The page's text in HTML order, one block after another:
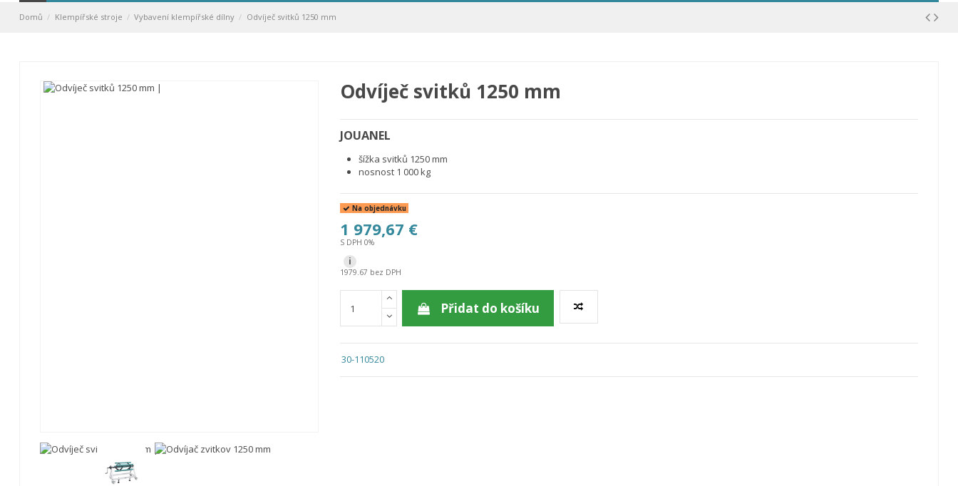
Domů Klempířské stroje Vybavení klempířské dílny Odvíječ svitků 1250 mm
Odvíječ svitků 1250 mm
JOUANEL
šížka svitků 1250 mm
nosnost 1 000 kg
Na objednávku
1 979,67 €
S DPH 0%
i
1979.67 bez DPH
Přidat do košíku
30-110520